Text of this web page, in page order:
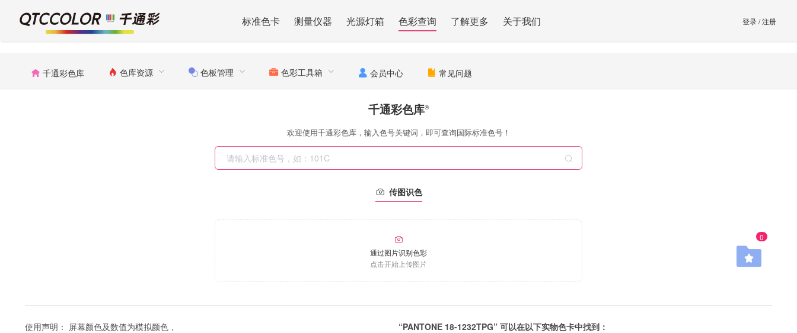
标准色卡 测量仪器 光源灯箱 色彩查询 了解更多 关于我们 登录/注册
千通彩色库 色库资源 色板管理 色彩工具箱 会员中心 常见问题
0
千通彩色库®
欢迎使用千通彩色库，输入色号关键词，即可查询国际标准色号！
传图识色
通过图片识别色彩
点击开始上传图片
使用声明： 屏幕颜色及数值为模拟颜色，
“PANTONE 18-1232TPG” 可以在以下实物色卡中找到：